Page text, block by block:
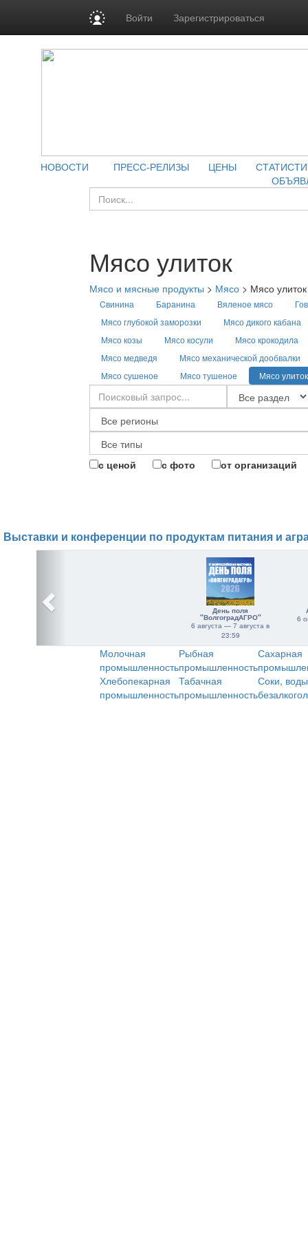
Войти Зарегистрироваться
НОВОСТИ ПРЕСС-РЕЛИЗЫ ЦЕНЫ
Мясо улиток
Мясо и мясные продукты > Мясо > Мясо улиток
Cвинина Баранина Вяленое мясо
Мясо глубокой заморозки
Мясо дикого кабана
Мясо козы
Мясо косули
Мясо крокодила
Мясо медведя
Мясо механической дообвалки
Мясо сушеное
Мясо тушеное Мясо улиток
с ценой с фото от организаций
Выставки и конференции по продуктам питания и
День поля
"ВолгоградАГРО"
6 августа — 7 августа в
23:59
6
Молочная
промышленность
Рыбная
промышленность
Сахарная
Хлебопекарная
промышленность
Табачная
промышленность
Соки,